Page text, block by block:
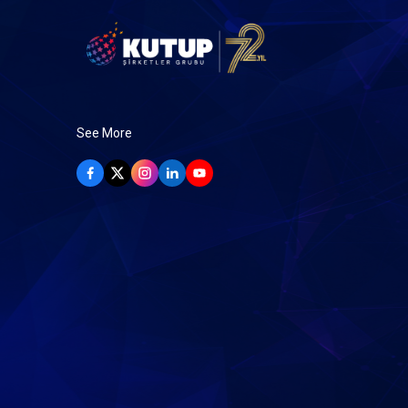
See More